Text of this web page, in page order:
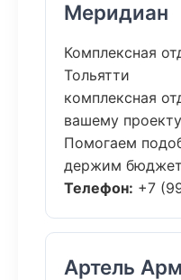
Меридиан
Комплексная
Тольятти
комплексная
вашему
Помогаем
держим бюджет
Телефон: +7
Артель